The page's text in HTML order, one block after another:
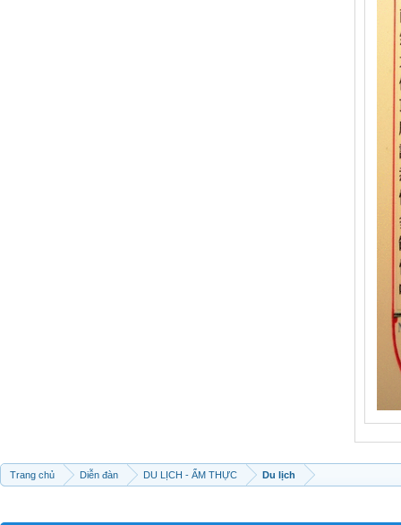
Trang chủ Diễn đàn DU LỊCH - ẨM THỰC Du lịch